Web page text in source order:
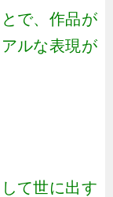
で、作品が
ルな表現が
て世に出す